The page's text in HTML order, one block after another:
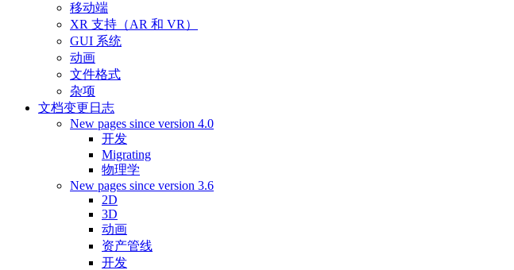
移动端
XR 支持（AR 和 VR）
GUI 系统
动画
文件格式
杂项
文档变更日志
New pages since version 4.0
开发
Migrating
物理学
New pages since version 3.6
2D
3D
动画
资产管线
开发